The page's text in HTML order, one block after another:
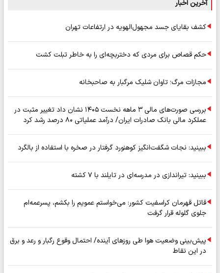
آخرین اخبار
کشف بقایای جسد مجهول‌الهویه در ارتفاعات تهران
حکم قصاص برای مردی که دختربچه‌ای را به خاطر تبلت کشت
مجازات مرگ؛ تاوان شلیک مرگبار به صاحبخانه
بررسی صورت‌های مالی ۳ ماهه نخست ۱۴۰۵ نشان داد تغییر مثبت در
عملکرد مالی بانک صادرات ایران/ درآمد عملیاتی ۸۰ درصد رشد کرد
ببینید: نجات شگفت‌انگیز کوهنورد گرفتار در صخره با استفاده از بالگرد
ببینید: تیراندازی در مدرسه‌ای در تایلند با ۷ کشته
قاتل قهرمان کراسفیت کشور: می‌خواستم عمویم را بکشم، پسرعمه‌ام
جلوی گلوله قرار گرفت
پیش‌بینی وضعیت هوا طی روزهای آینده/ احتمال وقوع رگبار و رعد و برق
در این نقاط